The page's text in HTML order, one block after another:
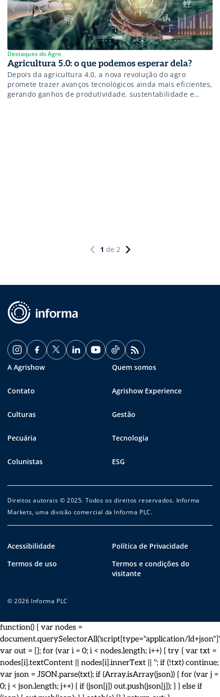
Destaques do Agro
Agricultura 5.0: o que podemos esperar dela?
Depois da agricultura 4.0, a nova revolução do agro
promete trazer avanços tecnológicos ainda mais eficientes,
gerando ganhos de produtividade, sustentabilidade e
1 de 2
A Agrishow Quem somos
Contato Agrishow Experience
Culturas Gestão
Pecuária Tecnologia
Colunistas ESG
Direitos autorais © 2025. Todos os direitos reservados. Informa
Markets, uma divisão comercial da Informa PLC.
Acessibilidade
Política de Privacidade
Termos de uso
Termos e condições do
visitante
© 2026 Informa PLC
function() { var nodes =
document.querySelectorAll('script[type="application/
var out = []; for (var i = 0; i < nodes.length; i++) { try { var txt =
nodes[i].textContent || nodes[i].innerText || ''; if (!txt) continue;
var json = JSON.parse(txt); if (Array.isArray(json)) { for (var j =
0; j < json.length; j++) { if (json[j]) out.push(json[j]); } } else if